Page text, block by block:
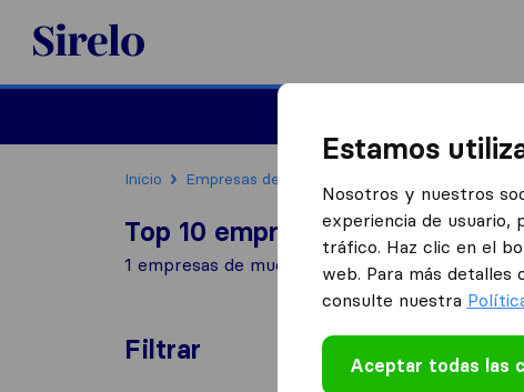
Sirelo.es
Inicio Empresas de mudanzas
Top 10 empresas de mudanzas
1 empresas de mudanzas encontradas en
Filtrar
Estamos
Nosotros y nuestros
experiencia de usuario,
tráfico. Haz clic en el
web. Para más detalles
consulte nuestra
Aceptar todas las